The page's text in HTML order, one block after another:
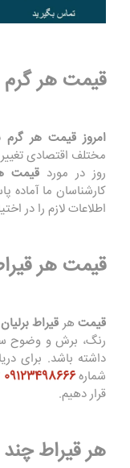
قیمت هر گرم
امروز قیمت هر گرم
مختلف اقتصادی
روز در موردقیمت
کارشناسان ما آماده
اطلاعات لازم را در
قیمت هر
قیمتهر قیراط برلیان
رنگ، برش و وضوح
داشته باشد. برای
شماره09123498666
قرار دهیم.
هر قیراط